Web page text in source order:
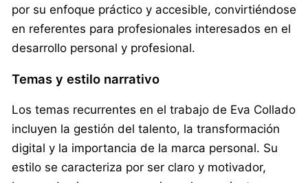
por su enfoque práctico y accesible, convirtiéndose
en referentes para profesionales interesados en el
desarrollo personal y profesional.
Temas y estilo narrativo
Los temas recurrentes en el trabajo de Eva Collado
incluyen la gestión del talento, la transformación
digital y la importancia de la marca personal. Su
estilo se caracteriza por ser claro y motivador,